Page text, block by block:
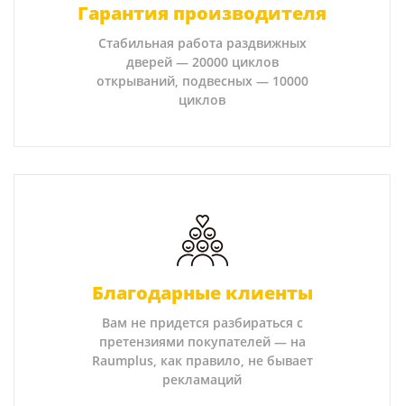
Гарантия производителя
Стабильная работа раздвижных
дверей — 20000 циклов
открываний, подвесных — 10000
циклов
Благодарные клиенты
Вам не придется разбираться с
претензиями покупателей — на
Raumplus, как правило, не бывает
рекламаций